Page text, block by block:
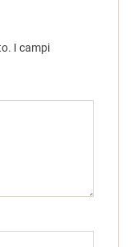
I campi